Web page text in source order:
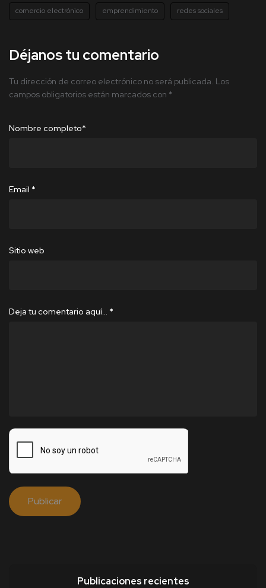
comercio electrónico emprendimiento redes sociales
Déjanos tu comentario
Tu dirección de correo electrónico no será publicada. Los
campos obligatorios están marcados con *
Nombre completo*
Email *
Sitio web
Deja tu comentario aquí… *
Publicaciones recientes